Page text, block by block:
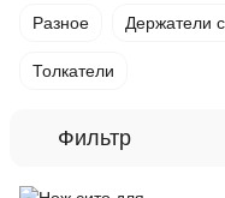
Разное Держатели
Толкатели
Фильтр